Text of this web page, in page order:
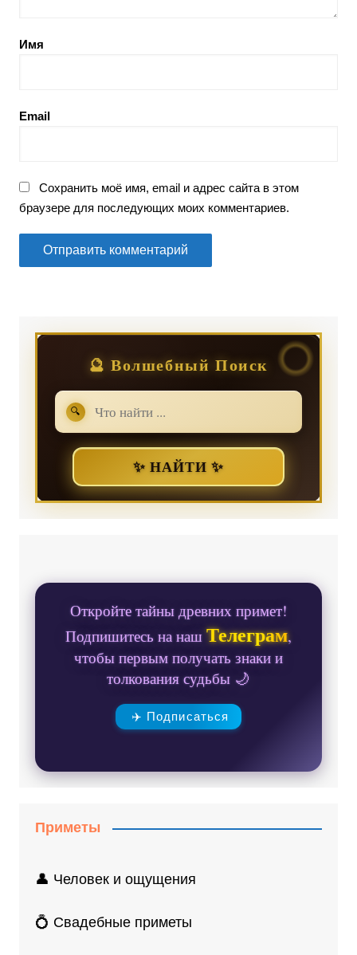
Имя
Email
Сохранить моё имя, email и адрес сайта в этом
браузере для последующих моих комментариев.
🔮 Волшебный Поиск
🔍
✨ НАЙТИ ✨
Откройте тайны древних примет!
Подпишитесь на нашТелеграм,
чтобы первым получать знаки и
толкования судьбы 🌙
✈️ Подписаться
Приметы
👤 Человек и ощущения
💍 Свадебные приметы